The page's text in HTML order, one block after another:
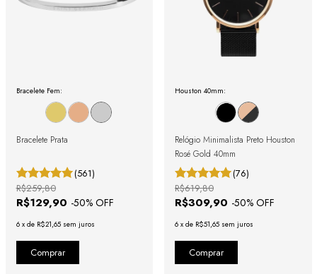
Bracelete Fem:
Bracelete Prata
(561)
R$129,90 -50% OFF
R$259,80
6 x de R$21,65 sem juros
Houston 40mm:
Relógio Minimalista Preto Houston
Rosé Gold 40mm
(76)
R$309,90 -50% OFF
R$619,80
6 x de R$51,65 sem juros